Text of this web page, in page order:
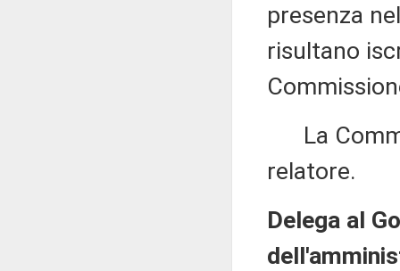
presenza
risultano
La
relatore.
Delega al